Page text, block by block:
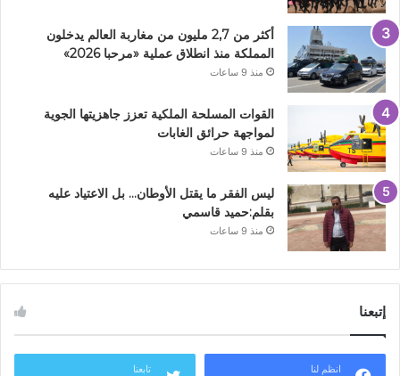
أكثر من 2,7 مليون من مغاربة العالم يدخلون
المملكة منذ انطلاق عملية «مرحبا 2026»
منذ 9 ساعات
القوات المسلحة الملكية تعزز جاهزيتها الجوية
لمواجهة حرائق الغابات
منذ 9 ساعات
ليس الفقر ما يقتل الأوطان… بل الاعتياد عليه
بقلم:حميد قاسمي
منذ 9 ساعات
إتبعنا
انظم لنا تابعنا